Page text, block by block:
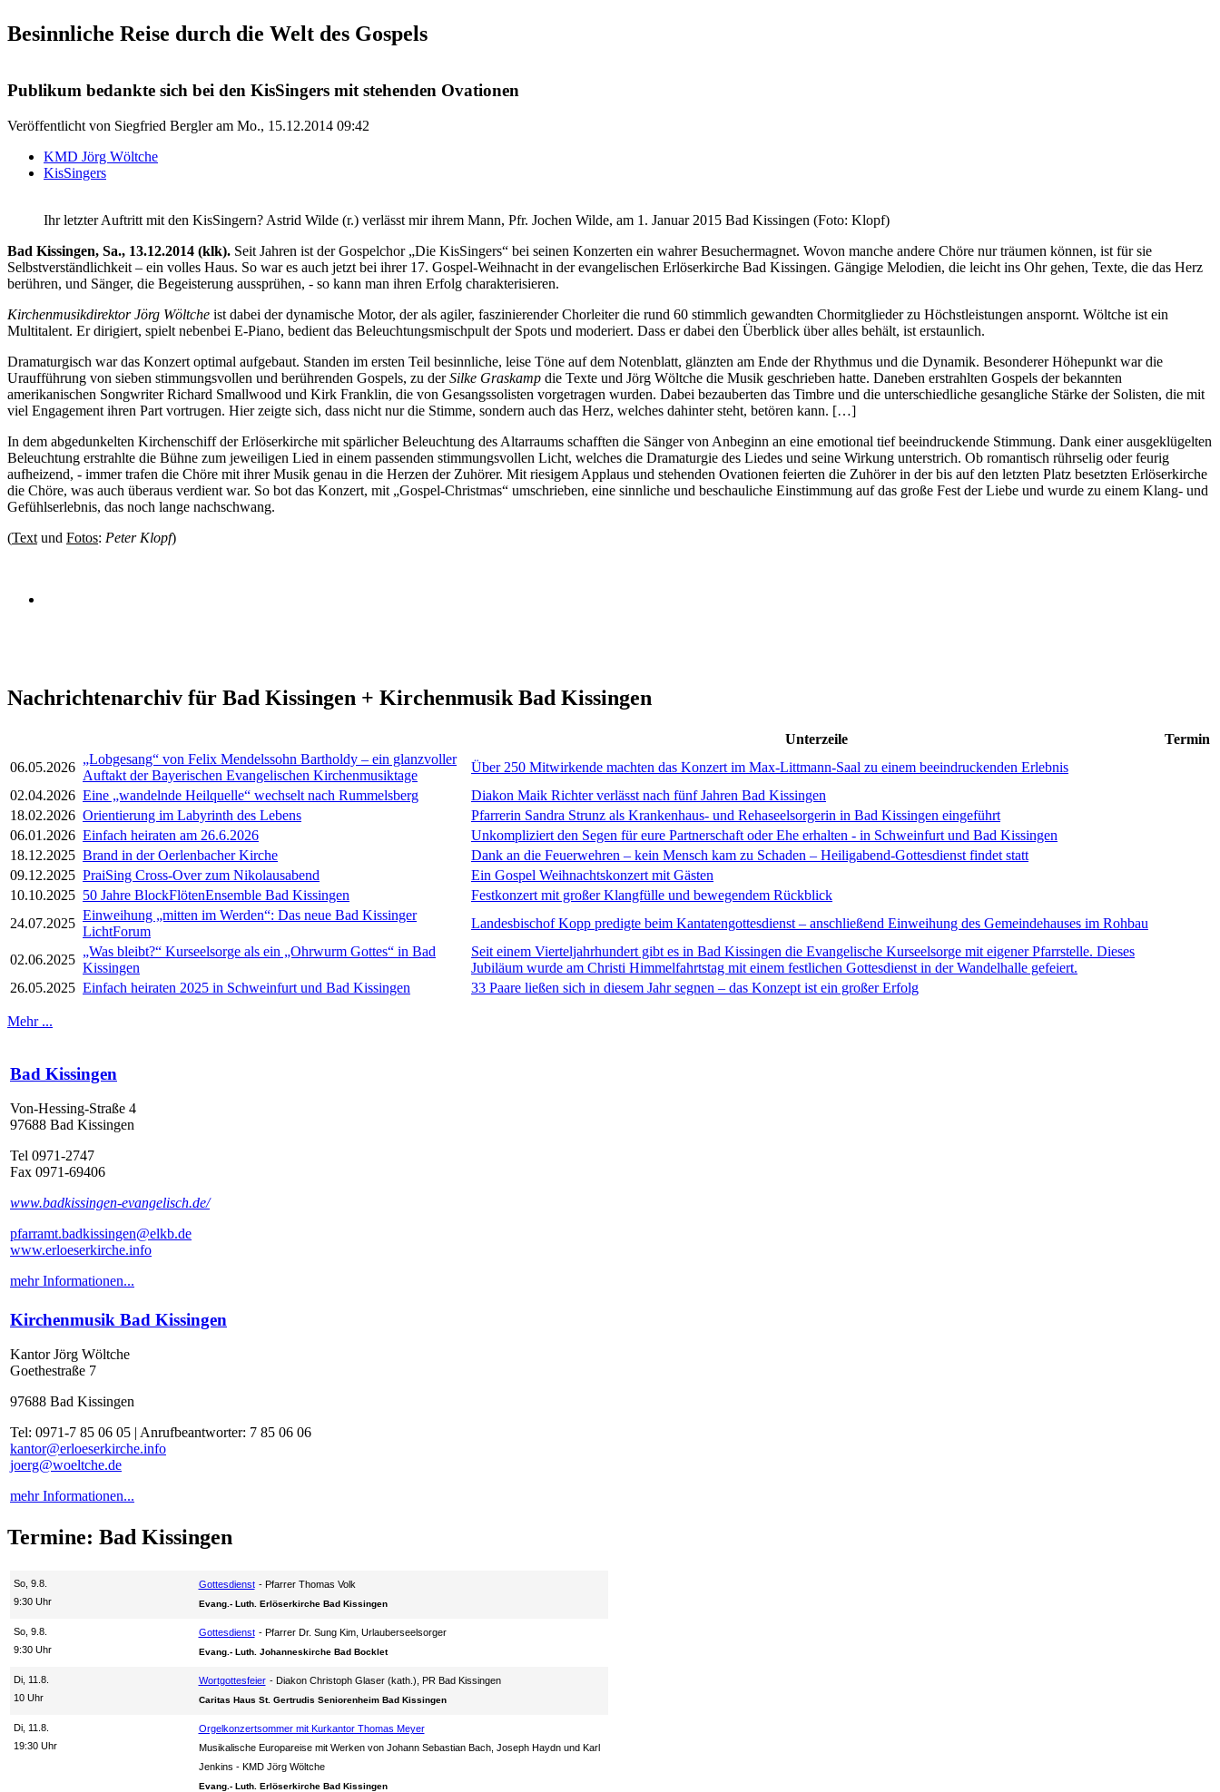
Besinnliche Reise durch die Welt des Gospels
Publikum bedankte sich bei den KisSingers mit stehenden Ovationen
Veröffentlicht von Siegfried Bergleram Mo., 15.12.2014 09:42
KMD Jörg Wöltche
KisSingers
Ihr letzter Auftritt mit den KisSingern? Astrid Wilde (r.) verlässt mir ihrem Mann, Pfr. Jochen Wilde, am 1. Januar 2015 Bad Kissingen (Foto: Klopf)
Bad Kissingen, Sa., 13.12.2014 (klk). Seit Jahren ist der Gospelchor „Die KisSingers“ bei seinen Konzerten ein wahrer Besuchermagnet. Wovon manche andere Chöre nur träumen können, ist für sie
Selbstverständlichkeit – ein volles Haus. So war es auch jetzt bei ihrer 17. Gospel-Weihnacht in der evangelischen Erlöserkirche Bad Kissingen. Gängige Melodien, die leicht ins Ohr gehen, Texte, die das Herz
berühren, und Sänger, die Begeisterung aussprühen, - so kann man ihren Erfolg charakterisieren.
Kirchenmusikdirektor Jörg Wöltche ist dabei der dynamische Motor, der als agiler, faszinierender Chorleiter die rund 60 stimmlich gewandten Chormitglieder zu Höchstleistungen anspornt. Wöltche ist ein
Multitalent. Er dirigiert, spielt nebenbei E-Piano, bedient das Beleuchtungsmischpult der Spots und moderiert. Dass er dabei den Überblick über alles behält, ist erstaunlich.
Dramaturgisch war das Konzert optimal aufgebaut. Standen im ersten Teil besinnliche, leise Töne auf dem Notenblatt, glänzten am Ende der Rhythmus und die Dynamik. Besonderer Höhepunkt war die
Uraufführung von sieben stimmungsvollen und berührenden Gospels, zu derSilke Graskamp die Texte und Jörg Wöltche die Musik geschrieben hatte. Daneben erstrahlten Gospels der bekannten
amerikanischen Songwriter Richard Smallwood und Kirk Franklin, die von Gesangssolisten vorgetragen wurden. Dabei bezauberten das Timbre und die unterschiedliche gesangliche Stärke der Solisten, die mit
viel Engagement ihren Part vortrugen. Hier zeigte sich, dass nicht nur die Stimme, sondern auch das Herz, welches dahinter steht, betören kann. […]
In dem abgedunkelten Kirchenschiff der Erlöserkirche mit spärlicher Beleuchtung des Altarraums schafften die Sänger von Anbeginn an eine emotional tief beeindruckende Stimmung. Dank einer ausgeklügelten
Beleuchtung erstrahlte die Bühne zum jeweiligen Lied in einem passenden stimmungsvollen Licht, welches die Dramaturgie des Liedes und seine Wirkung unterstrich. Ob romantisch rührselig oder feurig
aufheizend, - immer trafen die Chöre mit ihrer Musik genau in die Herzen der Zuhörer. Mit riesigem Applaus und stehenden Ovationen feierten die Zuhörer in der bis auf den letzten Platz besetzten Erlöserkirche
die Chöre, was auch überaus verdient war. So bot das Konzert, mit „Gospel-Christmas“ umschrieben, eine sinnliche und beschauliche Einstimmung auf das große Fest der Liebe und wurde zu einem Klang- und
Gefühlserlebnis, das noch lange nachschwang.
(Text und Fotos: Peter Klopf)
Nachrichtenarchiv für Bad Kissingen + Kirchenmusik Bad Kissingen
Unterzeile
Termin
06.05.2026
„Lobgesang“ von Felix Mendelssohn Bartholdy – ein glanzvoller
Auftakt der Bayerischen Evangelischen Kirchenmusiktage
Über 250 Mitwirkende machten das Konzert im Max-Littmann-Saal zu einem beeindruckenden Erlebnis
02.04.2026 Eine „wandelnde Heilquelle“ wechselt nach Rummelsberg
Diakon Maik Richter verlässt nach fünf Jahren Bad Kissingen
18.02.2026 Orientierung im Labyrinth des Lebens
Pfarrerin Sandra Strunz als Krankenhaus- und Rehaseelsorgerin in Bad Kissingen eingeführt
06.01.2026 Einfach heiraten am 26.6.2026
Unkompliziert den Segen für eure Partnerschaft oder Ehe erhalten - in Schweinfurt und Bad Kissingen
18.12.2025 Brand in der Oerlenbacher Kirche
Dank an die Feuerwehren – kein Mensch kam zu Schaden – Heiligabend-Gottesdienst findet statt
09.12.2025 PraiSing Cross-Over zum Nikolausabend
Ein Gospel Weihnachtskonzert mit Gästen
10.10.2025 50 Jahre BlockFlötenEnsemble Bad Kissingen
Festkonzert mit großer Klangfülle und bewegendem Rückblick
24.07.2025
Einweihung „mitten im Werden“: Das neue Bad Kissinger
LichtForum
Landesbischof Kopp predigte beim Kantatengottesdienst – anschließend Einweihung des Gemeindehauses im Rohbau
02.06.2025
„Was bleibt?“ Kurseelsorge als ein „Ohrwurm Gottes“ in Bad
Kissingen
Seit einem Vierteljahrhundert gibt es in Bad Kissingen die Evangelische Kurseelsorge mit eigener Pfarrstelle. Dieses
Jubiläum wurde am Christi Himmelfahrtstag mit einem festlichen Gottesdienst in der Wandelhalle gefeiert.
26.05.2025 Einfach heiraten 2025 in Schweinfurt und Bad Kissingen 33 Paare ließen sich in diesem Jahr segnen – das Konzept ist ein großer Erfolg
Mehr ...
Bad Kissingen
Von-Hessing-Straße 4
97688 Bad Kissingen
Tel 0971-2747
Fax 0971-69406
www.badkissingen-evangelisch.de/
pfarramt.badkissingen@elkb.de
www.erloeserkirche.info
mehr Informationen...
Kirchenmusik Bad Kissingen
Kantor Jörg Wöltche
Goethestraße 7
97688 Bad Kissingen
Tel: 0971-7 85 06 05 | Anrufbeantworter: 7 85 06 06
kantor@erloeserkirche.info
joerg@woeltche.de
mehr Informationen...
Termine: Bad Kissingen
So, 9.8.
9:30 Uhr
Gottesdienst Pfarrer Thomas Volk
Evang.- Luth. Erlöserkirche Bad Kissingen
So, 9.8.
9:30 Uhr
Gottesdienst Pfarrer Dr. Sung Kim, Urlauberseelsorger
Evang.- Luth. Johanneskirche Bad Bocklet
Di, 11.8.
10 Uhr
Wortgottesfeier Diakon Christoph Glaser (kath.), PR Bad Kissingen
Caritas Haus St. Gertrudis Seniorenheim Bad Kissingen
Di, 11.8.
19:30 Uhr
Orgelkonzertsommer mit Kurkantor Thomas Meyer
Musikalische Europareise mit Werken von Johann Sebastian Bach, Joseph Haydn und Karl
Jenkins
KMD Jörg Wöltche
Evang.- Luth. Erlöserkirche Bad Kissingen